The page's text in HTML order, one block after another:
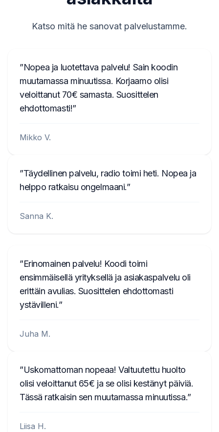
T00AM2221T0368
T19QN202213382
6802BD061074902
T0012010272666
TQN1882123EA
W629
Katso mitä he sanovat palvelustamme.
Nopea ja luotettava palvelu! Sain koodin
muutamassa minuutissa. Korjaamo olisi
veloittanut 70€ samasta. Suosittelen
ehdottomasti!
Mikko V.
Täydellinen palvelu, radio toimi heti. Nopea ja
helppo ratkaisu ongelmaani.
Sanna K.
Erinomainen palvelu! Koodi toimi
ensimmäisellä yrityksellä ja asiakaspalvelu oli
erittäin avulias. Suosittelen ehdottomasti
ystävilleni.
Juha M.
Uskomattoman nopeaa! Valtuutettu huolto
olisi veloittanut 65€ ja se olisi kestänyt päiviä.
Tässä ratkaisin sen muutamassa minuutissa.
Liisa H.